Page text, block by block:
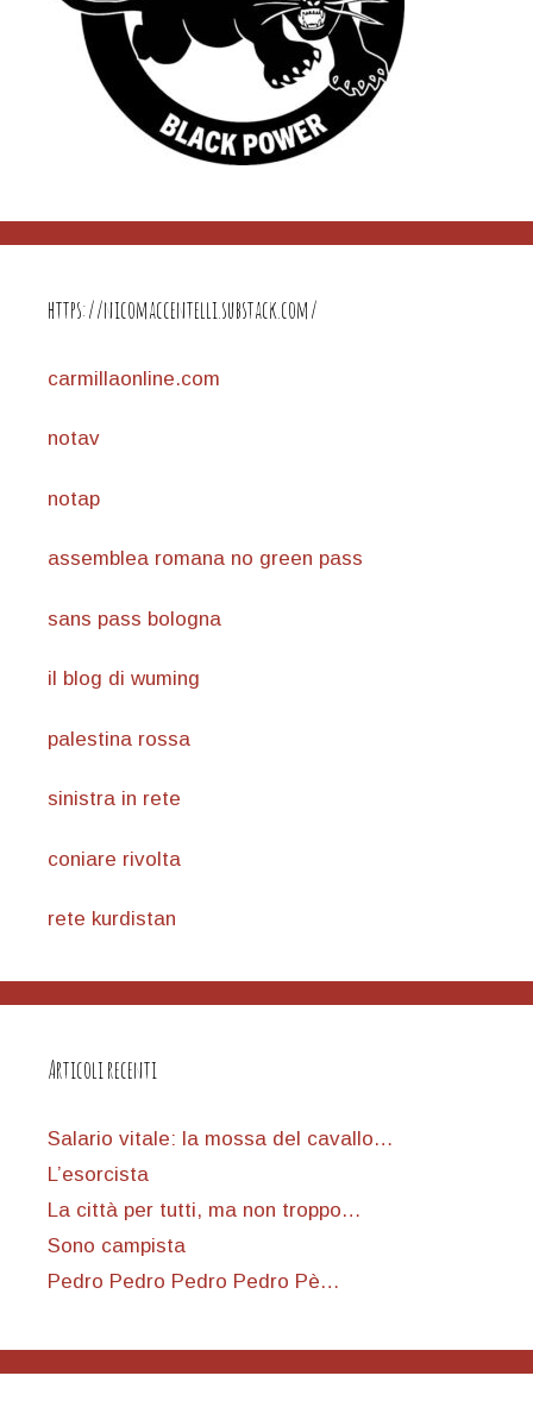
https://nicomaccentelli.substack.com/
carmillaonline.com
notav
notap
assemblea romana no green pass
sans pass bologna
il blog di wuming
palestina rossa
sinistra in rete
coniare rivolta
rete kurdistan
Articoli recenti
Salario vitale: la mossa del cavallo…
L’esorcista
La città per tutti, ma non troppo…
Sono campista
Pedro Pedro Pedro Pedro Pè…